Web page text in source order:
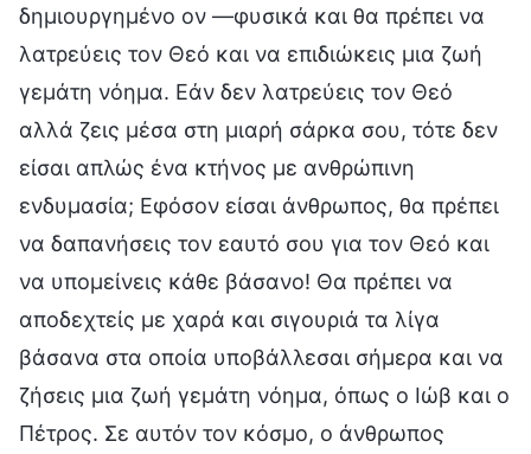
δημιουργημένο ον —φυσικά και θα πρέπει να
λατρεύεις τον Θεό και να επιδιώκεις μια ζωή
γεμάτη νόημα. Εάν δεν λατρεύεις τον Θεό
αλλά ζεις μέσα στη μιαρή σάρκα σου, τότε δεν
είσαι απλώς ένα κτήνος με ανθρώπινη
ενδυμασία; Εφόσον είσαι άνθρωπος, θα πρέπει
να δαπανήσεις τον εαυτό σου για τον Θεό και
να υπομείνεις κάθε βάσανο! Θα πρέπει να
αποδεχτείς με χαρά και σιγουριά τα λίγα
βάσανα στα οποία υποβάλλεσαι σήμερα και να
ζήσεις μια ζωή γεμάτη νόημα, όπως ο Ιώβ και ο
Πέτρος. Σε αυτόν τον κόσμο, ο άνθρωπος